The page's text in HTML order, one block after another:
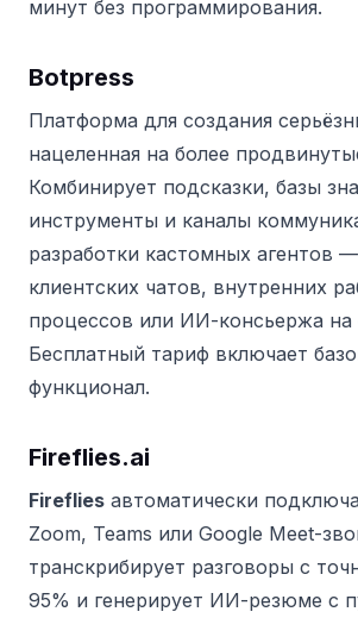
минут без программирования.
Botpress
Платформа для создания
нацеленная на более
Комбинирует подсказки, базы
инструменты и каналы
разработки кастомных агентов
клиентских чатов, внутренних
процессов или ИИ-консьержа на
Бесплатный тариф включает
функционал.
Fireflies.ai
Fireflies автоматически
Zoom, Teams или Google Meet-
транскрибирует разговоры с
95% и генерирует ИИ-резюме с